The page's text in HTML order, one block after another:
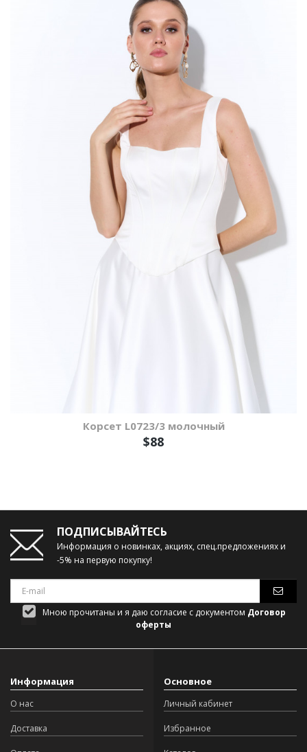
Корсет L0723/3 молочный
$88
ПОДПИСЫВАЙТЕСЬ
Информация о новинках, акциях, спец.предложениях и
-5% на первую покупку!
Мною прочитаны и я даю согласие с документом Договор
оферты
Информация
О нас
Доставка
Основное
Личный кабинет
Избранное